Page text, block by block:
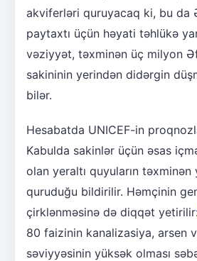
akviferləri quruyacaq ki, bu da
paytaxtı üçün həyati təhlükə
vəziyyət, təxminən üç milyon
sakininin yerindən didərgin
bilər.
Hesabatda UNICEF-in
Kabulda sakinlər üçün əsas
olan yeraltı quyuların təxminən
quruduğu bildirilir. Həmçinin
çirklənməsinə də diqqət yetirilir:
80 faizinin kanalizasiya, arsen
səviyyəsinin yüksək olması